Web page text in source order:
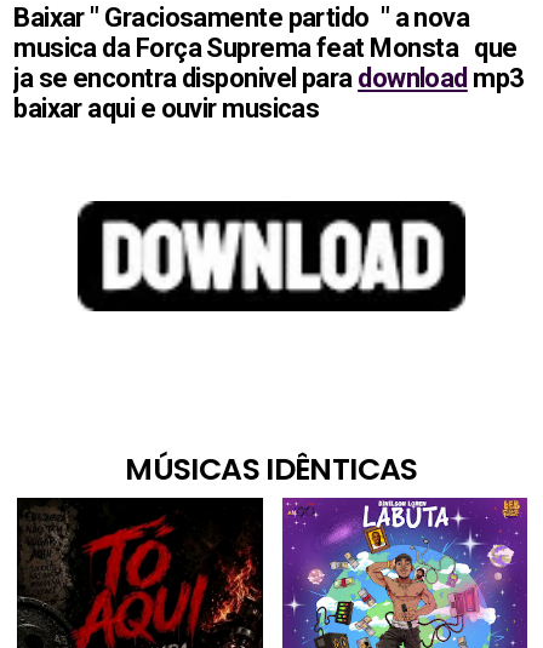
Baixar " Graciosamente partido " a nova
musica da Força Suprema feat Monsta que
ja se encontra disponivel para download mp3
baixar aqui e ouvir musicas
MÚSICAS IDÊNTICAS